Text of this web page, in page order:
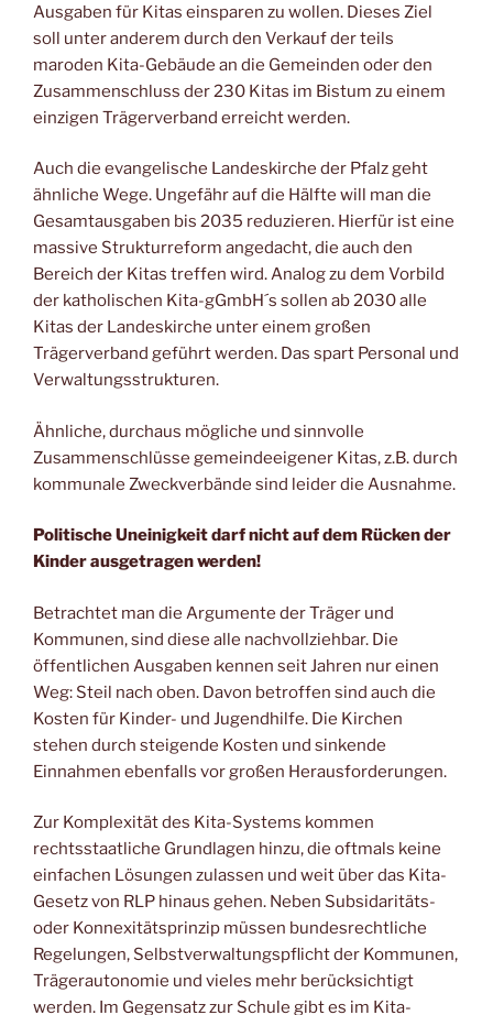
Ausgaben für Kitas einsparen zu wollen. Dieses Ziel
soll unter anderem durch den Verkauf der teils
maroden Kita-Gebäude an die Gemeinden oder den
Zusammenschluss der 230 Kitas im Bistum zu einem
einzigen Trägerverband erreicht werden.
Auch die evangelische Landeskirche der Pfalz geht
ähnliche Wege. Ungefähr auf die Hälfte will man die
Gesamtausgaben bis 2035 reduzieren. Hierfür ist eine
massive Strukturreform angedacht, die auch den
Bereich der Kitas treffen wird. Analog zu dem Vorbild
der katholischen Kita-gGmbH´s sollen ab 2030 alle
Kitas der Landeskirche unter einem großen
Trägerverband geführt werden. Das spart Personal und
Verwaltungsstrukturen.
Ähnliche, durchaus mögliche und sinnvolle
Zusammenschlüsse gemeindeeigener Kitas, z.B. durch
kommunale Zweckverbände sind leider die Ausnahme.
Politische Uneinigkeit darf nicht auf dem Rücken der
Kinder ausgetragen werden!
Betrachtet man die Argumente der Träger und
Kommunen, sind diese alle nachvollziehbar. Die
öffentlichen Ausgaben kennen seit Jahren nur einen
Weg: Steil nach oben. Davon betroffen sind auch die
Kosten für Kinder- und Jugendhilfe. Die Kirchen
stehen durch steigende Kosten und sinkende
Einnahmen ebenfalls vor großen Herausforderungen.
Zur Komplexität des Kita-Systems kommen
rechtsstaatliche Grundlagen hinzu, die oftmals keine
einfachen Lösungen zulassen und weit über das Kita-
Gesetz von RLP hinaus gehen. Neben Subsidaritäts-
oder Konnexitätsprinzip müssen bundesrechtliche
Regelungen, Selbstverwaltungspflicht der Kommunen,
Trägerautonomie und vieles mehr berücksichtigt
werden. Im Gegensatz zur Schule gibt es im Kita-